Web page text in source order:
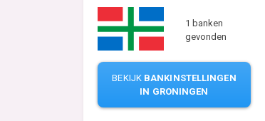
1 banken
gevonden
BEKIJK BANKINSTELLINGEN
IN GRONINGEN